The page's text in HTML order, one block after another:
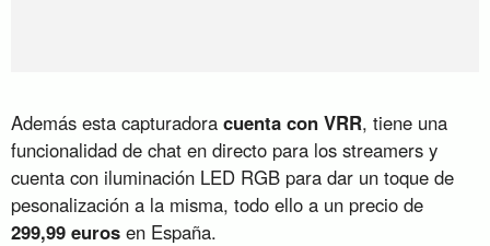
Además esta capturadora cuenta con VRR, tiene una
funcionalidad de chat en directo para los streamers y
cuenta con iluminación LED RGB para dar un toque de
pesonalización a la misma, todo ello a un precio de
299,99 euros en España.